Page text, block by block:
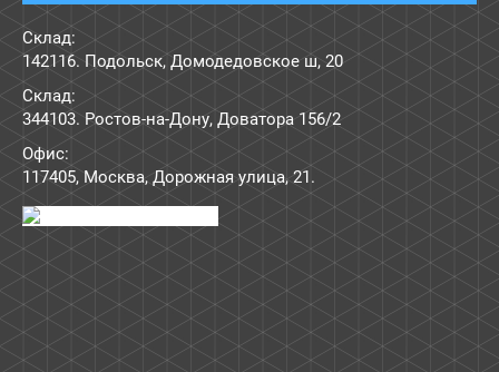
Склад:
142116. Подольск, Домодедовское ш, 20
Склад:
344103. Ростов-на-Дону, Доватора 156/2
Офис:
117405, Москва, Дорожная улица, 21.